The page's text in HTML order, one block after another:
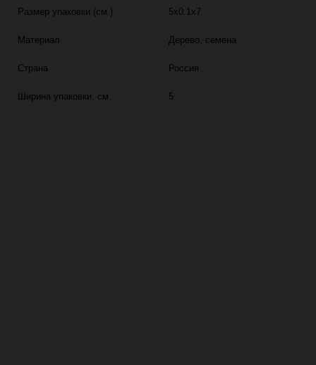
Размер упаковки (см.) 5x0.1x7
Материал Дерево, семена
Страна Россия
Ширина упаковки, см. 5